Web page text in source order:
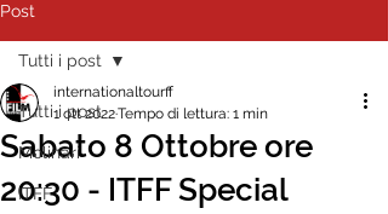
Post
Tutti i post
Molinari
ITFF
Tutti i post
Sabato 8 Ottobre ore
20:30 - ITFF Special
internationaltourff
1 ott 2022Tempo di lettura: 1 min